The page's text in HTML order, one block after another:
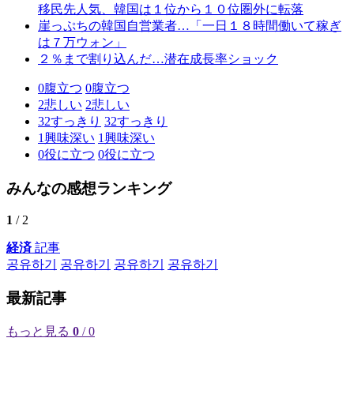
移民先人気、韓国は１位から１０位圏外に転落
崖っぷちの韓国自営業者…「一日１８時間働いて稼ぎ
は７万ウォン」
２％まで割り込んだ…潜在成長率ショック
0腹立つ 0腹立つ
2悲しい 2悲しい
32すっきり 32すっきり
1興味深い 1興味深い
0役に立つ 0役に立つ
みんなの感想ランキング
1 / 2
経済記事
공유하기
공유하기 공유하기 공유하기
最新記事
もっと見る 0 / 0